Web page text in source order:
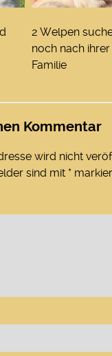
2 Welpen
noch nach ihrer
Familie
Kommentar
wird nicht
sind mit *